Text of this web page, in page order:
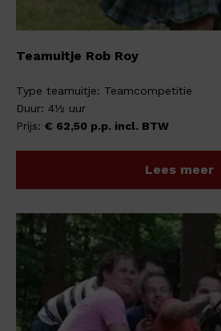
Teamuitje Rob Roy
Type teamuitje: Teamcompetitie
Duur: 4½ uur
Prijs: € 62,50 p.p. incl. BTW
Lees meer